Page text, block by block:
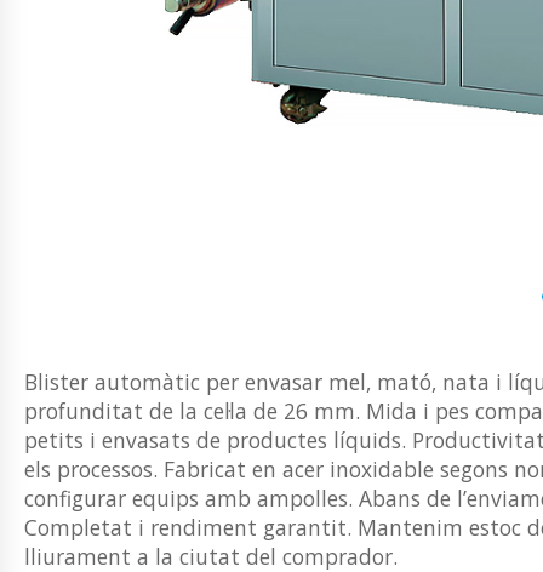
Blister automàtic per envasar mel, mató, nata i
profunditat de la cel·la de 26 mm. Mida i pes
petits i envasats de productes líquids.
els processos. Fabricat en acer inoxidable segons
configurar equips amb ampolles. Abans de
Completat i rendiment garantit. Mantenim estoc
lliurament a la ciutat del comprador.